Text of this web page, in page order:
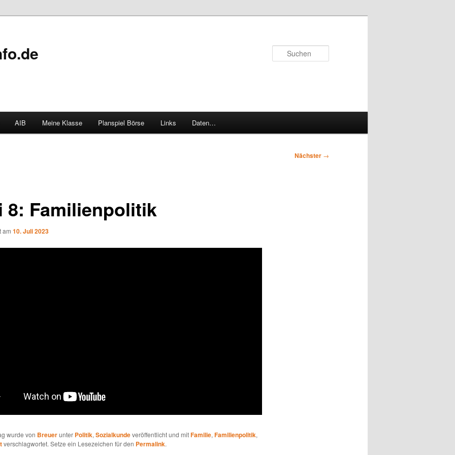
AIB Meine Klasse Planspiel Börse Links Daten…
Nächster →
8: Familienpolitik
am 10. Juli 2023
wurde von Breuerunter Politik,Sozialkundeveröffentlicht und mitFamilie,Familienpolitik,
verschlagwortet. Setze ein Lesezeichen für den Permalink.